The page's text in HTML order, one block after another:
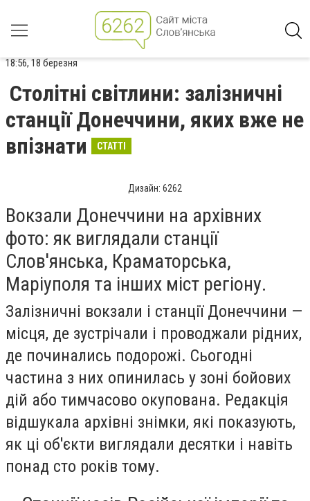
18:56, 18 березня
Столітні світлини: залізничні
станції Донеччини, яких вже не
впізнати
СТАТТІ
Дизайн: 6262
Вокзали Донеччини на архівних
фото: як виглядали станції
Слов'янська, Краматорська,
Маріуполя та інших міст регіону.
Залізничні вокзали і станції Донеччини —
місця, де зустрічали і проводжали рідних,
де починались подорожі. Сьогодні
частина з них опинилась у зоні бойових
дій або тимчасово окупована. Редакція
відшукала архівні знімки, які показують,
як ці об'єкти виглядали десятки і навіть
понад сто років тому.